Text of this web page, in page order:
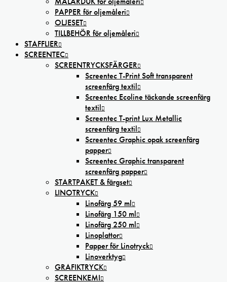
PAPPER för oljemåleri
OLJESET
TILLBEHÖR för oljemåleri
STAFFLIER
SCREENTEC
SCREENTRYCKSFÄRGER
Screentec T-Print Soft transparent
screenfärg textil
Screentec Ecoline täckande screenfärg
textil
Screentec T-print Lux Metallic
screenfärg textil
Screentec Graphic opak screenfärg
papper
Screentec Graphic transparent
screenfärg papper
STARTPAKET & färgset
LINOTRYCK
Linofärg 59 ml
Linofärg 150 ml
Linofärg 250 ml
Linoplattor
Papper för Linotryck
Linoverktyg
GRAFIKTRYCK
SCREENKEMI